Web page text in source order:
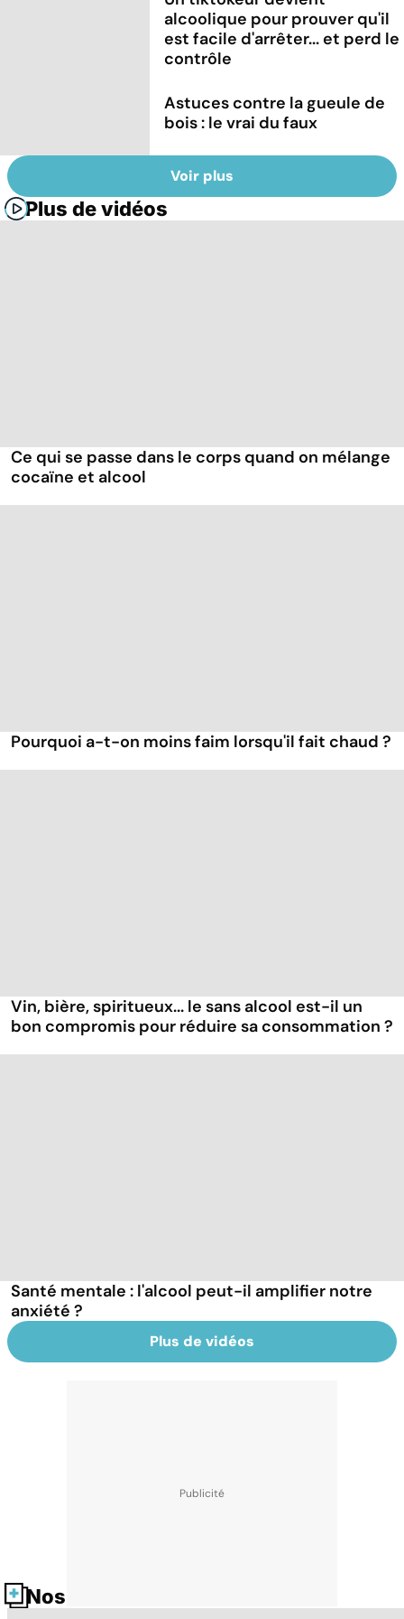
alcoolique pour prouver qu'il
est facile d'arrêter... et perd le
contrôle
Astuces contre la gueule de
bois : le vrai du faux
Voir plus
Plus de vidéos
Ce qui se passe dans le corps quand on mélange
cocaïne et alcool
Pourquoi a-t-on moins faim lorsqu'il fait chaud ?
Vin, bière, spiritueux... le sans alcool est-il un
bon compromis pour réduire sa consommation ?
Santé mentale : l'alcool peut-il amplifier notre
anxiété ?
Plus de vidéos
Nos fiches santé